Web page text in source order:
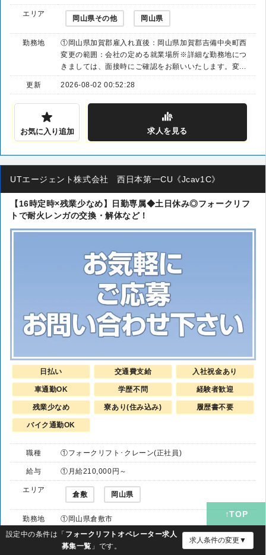
エリア
岡山県その他 岡山県
勤務地
①岡山県加賀郡雇入れ直後：岡山県加賀郡吉備中央町西
変更の範囲：会社の定める就業場所※詳細な勤務地につ
きましては、面接時にご確認をお願いいたします。変...
更新 2026-08-02 00:52:28
お気に入り追加 求人 を見る
UTエージェント株式会社 西日本第一CU《Jcav1C》
【16時定時×残業少なめ】日勤専属◆土日休み◎フォークリフ
トで耐火レンガの交換・解体など！
日払い 交通費支給 入社祝金あり
車通勤OK 学歴不問 経験者歓迎
残業少なめ 寮あり(住み込み) 履歴書不要
バイク通勤OK
職種 ①フォークリフト･クレーン(正社員)
給与 ①月給210,000円～
エリア
倉敷 岡山県
勤務地 ①岡山県倉敷市
更新 2026-08-08 06:47:20
設定中の条件は「 フォークリフトオペレーター求人
募集一覧 」です。
求人条件の変更▼